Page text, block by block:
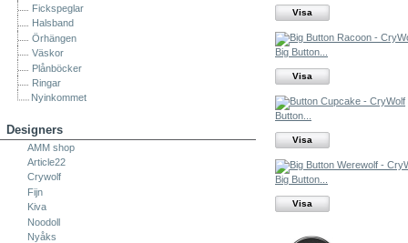
Fickspeglar
Halsband
Örhängen
Väskor
Plånböcker
Ringar
Nyinkommet
Designers
AMM shop
Article22
Crywolf
Fijn
Kiva
Noodoll
Nyåks
Visa
Big Button...
Visa
Button...
Visa
Big Button...
Visa